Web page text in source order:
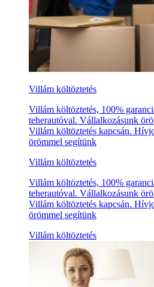
Villám költöztetés
Villám költöztetés, 100%
teherautóval. Vállalkozásunk
Villám költöztetés kapcsán.
örömmel segítünk
Villám költöztetés
Villám költöztetés, 100%
teherautóval. Vállalkozásunk
Villám költöztetés kapcsán.
örömmel segítünk
Villám költöztetés